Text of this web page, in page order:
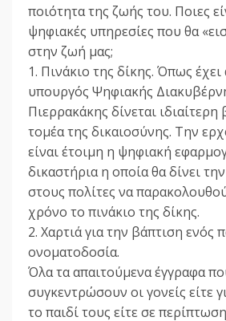
ποιότητα της ζωής του. Ποιες
ψηφιακές υπηρεσίες που θα
στην ζωή μας;
1. Πινάκιο της δίκης. Όπως
υπουργός Ψηφιακής
Πιερρακάκης δίνεται
τομέα της δικαιοσύνης. Την
είναι έτοιμη η ψηφιακή
δικαστήρια η οποία θα δίνει
στους πολίτες να
χρόνο το πινάκιο της δίκης.
2. Χαρτιά για την βάπτιση ενός
ονοματοδοσία.
Όλα τα απαιτούμενα έγγραφα
συγκεντρώσουν οι γονείς είτε
το παιδί τους είτε σε